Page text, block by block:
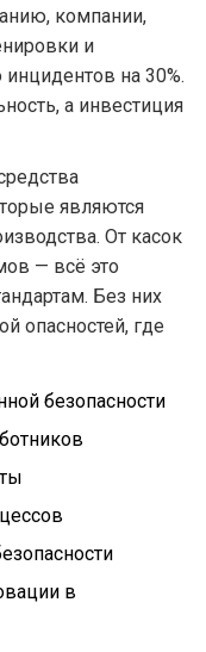
компании,
и
на 30%.
а инвестиция
являются
От касок
— всё это
Без них
опасностей, где
безопасности
в